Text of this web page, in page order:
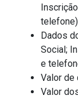
Dados
Social;
e
Valor de
Valor